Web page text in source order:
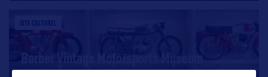
SITE CULTUREL
Barber Vintage Motorsports Museum